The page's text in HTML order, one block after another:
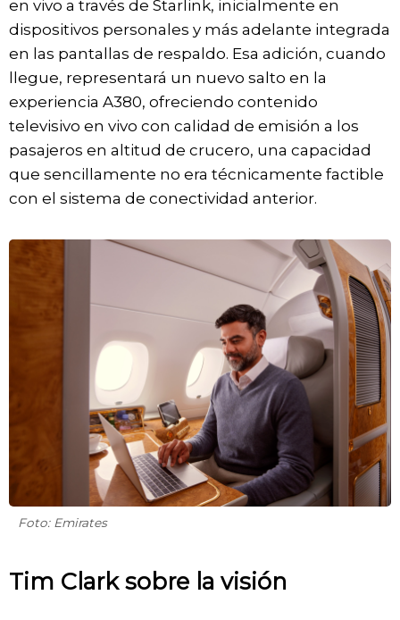
en vivo a través de Starlink, inicialmente en
dispositivos personales y más adelante integrada
en las pantallas de respaldo. Esa adición, cuando
llegue, representará un nuevo salto en la
experiencia A380, ofreciendo contenido
televisivo en vivo con calidad de emisión a los
pasajeros en altitud de crucero, una capacidad
que sencillamente no era técnicamente factible
con el sistema de conectividad anterior.
Foto: Emirates
Tim Clark sobre la visión